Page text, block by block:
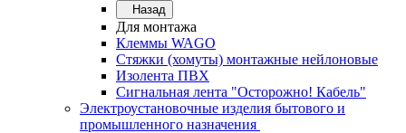
Назад
Для монтажа
Клеммы WAGO
Стяжки (хомуты) монтажные нейлоновые
Изолента ПВХ
Сигнальная лента "Осторожно! Кабель"
Электроустановочные изделия бытового и
промышленного назначения